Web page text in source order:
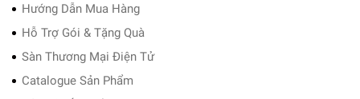
Hướng Dẫn Mua Hàng
Hỗ Trợ Gói & Tặng Quà
Sàn Thương Mại Điện Tử
Catalogue Sản Phẩm